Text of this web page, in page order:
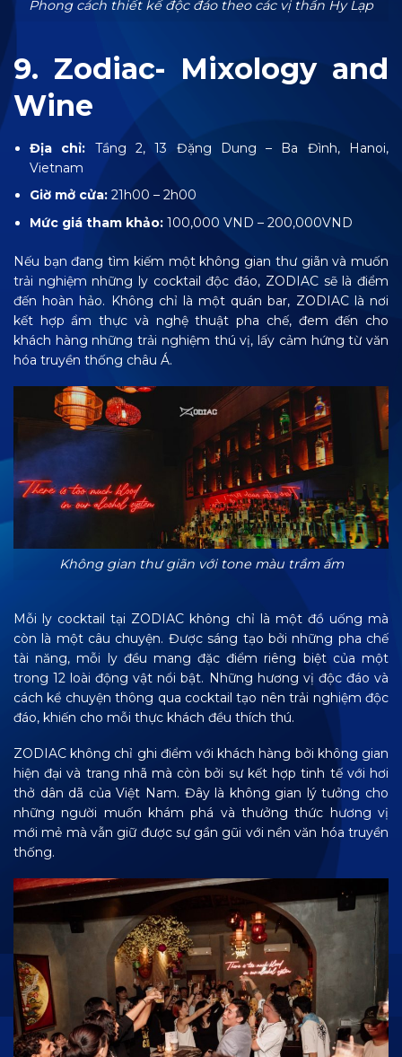
Phong cách thiết kế độc đáo theo các vị thần Hy Lạp
9. Zodiac- Mixology and
Wine
Địa chỉ:
Tầng 2, 13 Đặng Dung – Ba Đình, Hanoi,
Vietnam
Giờ mở cửa: 21h00 – 2h00
Mức giá tham khảo: 100,000 VND – 200,000VND
Nếu bạn đang tìm kiếm một không gian thư giãn và muốn
trải nghiệm những ly cocktail độc đáo, ZODIAC sẽ là điểm
đến hoàn hảo. Không chỉ là một quán bar, ZODIAC là nơi
kết hợp ẩm thực và nghệ thuật pha chế, đem đến cho
khách hàng những trải nghiệm thú vị, lấy cảm hứng từ văn
hóa truyền thống châu Á.
Không gian thư giãn với tone màu trầm ấm
Mỗi ly cocktail tại ZODIAC không chỉ là một đồ uống mà
còn là một câu chuyện. Được sáng tạo bởi những pha chế
tài năng, mỗi ly đều mang đặc điểm riêng biệt của một
trong 12 loài động vật nổi bật. Những hương vị độc đáo và
cách kể chuyện thông qua cocktail tạo nên trải nghiệm độc
đáo, khiến cho mỗi thực khách đều thích thú.
ZODIAC không chỉ ghi điểm với khách hàng bởi không gian
hiện đại và trang nhã mà còn bởi sự kết hợp tinh tế với hơi
thở dân dã của Việt Nam. Đây là không gian lý tưởng cho
những người muốn khám phá và thưởng thức hương vị
mới mẻ mà vẫn giữ được sự gần gũi với nền văn hóa truyền
thống.